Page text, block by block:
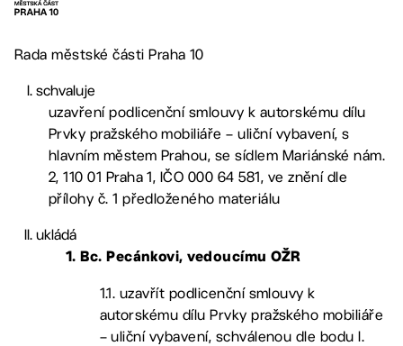
Rada městské části Praha 10
schvaluje
uzavření podlicenční smlouvy k autorskému dílu
Prvky pražského mobiliáře – uliční vybavení, s
hlavním městem Prahou, se sídlem Mariánské nám.
2, 110 01 Praha 1, IČO 000 64 581, ve znění dle
přílohy č. 1 předloženého materiálu
ukládá
1. Bc. Pecánkovi, vedoucímu OŽR
1.1. uzavřít podlicenční smlouvy k
autorskému dílu Prvky pražského mobiliáře
– uliční vybavení, schválenou dle bodu I.